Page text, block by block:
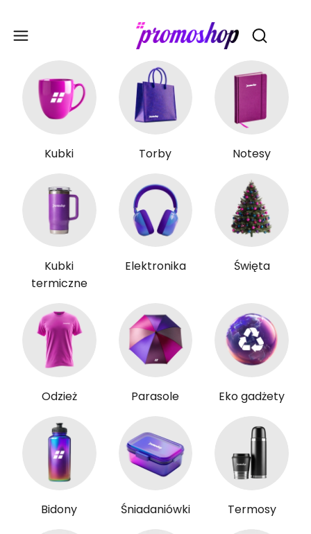
Otwórz
Kubki Torby Notesy
Kubki
termiczne
Elektronika Święta
Odzież Parasole Eko gadżety
Bidony Śniadaniówki Termosy